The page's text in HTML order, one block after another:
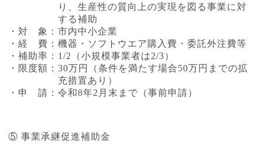
り、生産性の質向上の実現を図る事業に対
する補助
・対 象：市内中小企業
・経 費：機器・ソフトウエア購入費・委託外注費等
・補助率：1/2（小規模事業者は2/3）
・限度額：30万円（条件を満たす場合50万円までの拡
充措置あり）
・申 請：令和8年2月末まで（事前申請）
⑤ 事業承継促進補助金